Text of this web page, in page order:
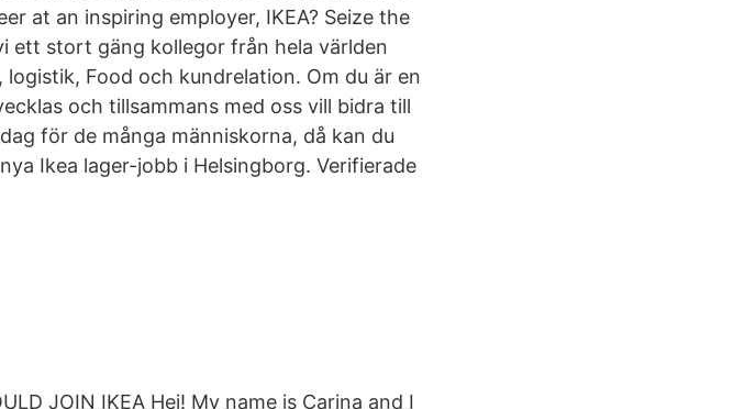
at an inspiring employer, IKEA? Seize the
ett stort gäng kollegor från hela världen
Food och kundrelation. Om du är en
och tillsammans med oss vill bidra till
för de många människorna, då kan du
Ikea lager-jobb i Helsingborg. Verifierade
JOIN IKEA Hej! My name is Carina and I